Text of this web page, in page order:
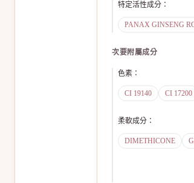
特定活性成分 ：
PANAX GINSENG
次要附屬成分
色素 ：
CI 19140 CI 17200
柔軟成分 ：
DIMETHICONE